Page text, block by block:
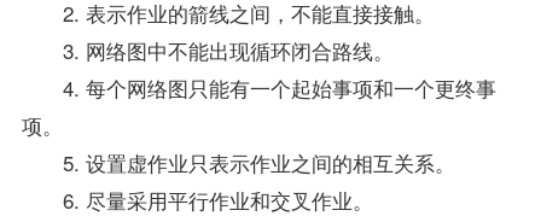
2. 表示作业的箭线之间，不能直接接触。
3. 网络图中不能出现循环闭合路线。
4. 每个网络图只能有一个起始事项和一个更终事
项。
5. 设置虚作业只表示作业之间的相互关系。
6. 尽量采用平行作业和交叉作业。